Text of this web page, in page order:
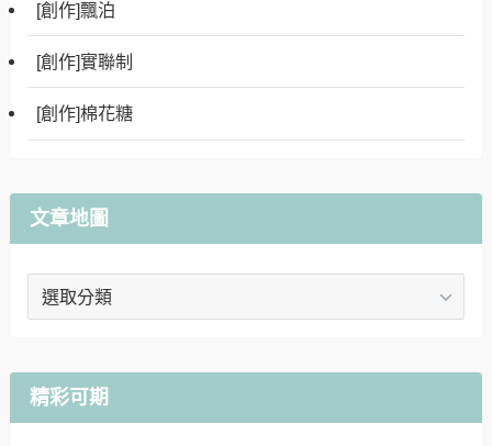
[創作]飄泊
[創作]實聯制
[創作]棉花糖
文章地圖
文
精彩可期